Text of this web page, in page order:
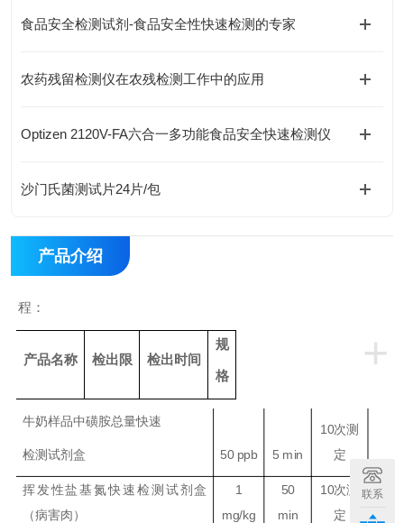
食品安全检测试剂-食品安全性快速检测的专家
农药残留检测仪在农残检测工作中的应用
Optizen 2120V-FA六合一多功能食品安全快速检测仪
沙门氏菌测试片24片/包
产品介绍
程：
+
产品名称 检出限 检出时间
规
格
牛奶样品中磺胺总量快速
检测试剂盒 50 ppb 5 min
10次测
定
挥发性盐基氮快速检测试剂盒
（病害肉）
1
mg/kg
50
min
10次测
定
联系